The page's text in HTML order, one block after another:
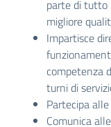
parte di tutto
migliore
Impartisce
competenza
turni di
Partecipa
Comunica